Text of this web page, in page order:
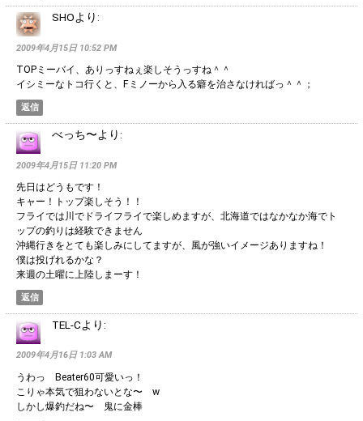
SHOより:
2009年4月15日 10:52 PM
TOPミーバイ、ありっすねぇ楽しそうっすね＾＾
イシミーなトコ行くと、Fミノーから入る癖を治さなければっ＾＾；
返信
べっち〜より:
2009年4月15日 11:20 PM
先日はどうもです！
キャー！トップ楽しそう！！
フライでは川でドライフライで楽しめますが、北海道ではなかなか海でト
ップの釣りは経験できません
沖縄行きをとても楽しみにしてますが、風が強いイメージありますね！
僕は投げれるかな？
来週の土曜に上陸しまーす！
返信
TEL-Cより:
2009年4月16日 1:03 AM
うわっ Beater60可愛いっ！
こりゃ本気で狙わないとな〜 w
しかし爆釣だね〜 鬼に金棒